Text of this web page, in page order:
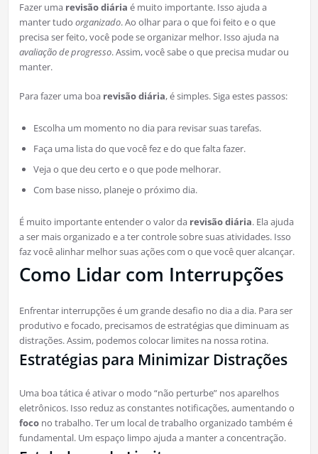
Fazer uma revisão diária é muito importante. Isso ajuda a
manter tudo organizado. Ao olhar para o que foi feito e o que
precisa ser feito, você pode se organizar melhor. Isso ajuda na
avaliação de progresso. Assim, você sabe o que precisa mudar ou
manter.
Para fazer uma boa revisão diária, é simples. Siga estes passos:
Escolha um momento no dia para revisar suas tarefas.
Faça uma lista do que você fez e do que falta fazer.
Veja o que deu certo e o que pode melhorar.
Com base nisso, planeje o próximo dia.
É muito importante entender o valor da revisão diária. Ela ajuda
a ser mais organizado e a ter controle sobre suas atividades. Isso
faz você alinhar melhor suas ações com o que você quer alcançar.
Como Lidar com Interrupções
Enfrentar interrupções é um grande desafio no dia a dia. Para ser
produtivo e focado, precisamos de estratégias que diminuam as
distrações. Assim, podemos colocar limites na nossa rotina.
Estratégias para Minimizar Distrações
Uma boa tática é ativar o modo “não perturbe” nos aparelhos
eletrônicos. Isso reduz as constantes notificações, aumentando o
focono trabalho. Ter um local de trabalho organizado também é
fundamental. Um espaço limpo ajuda a manter a concentração.